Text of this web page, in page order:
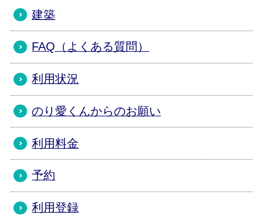
建築
FAQ（よくある質問）
利用状況
のり愛くんからのお願い
利用料金
予約
利用登録